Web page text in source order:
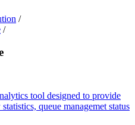
/
/
tool designed to provide
queue managemet status